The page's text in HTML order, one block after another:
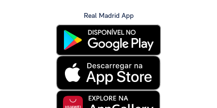
Real Madrid App